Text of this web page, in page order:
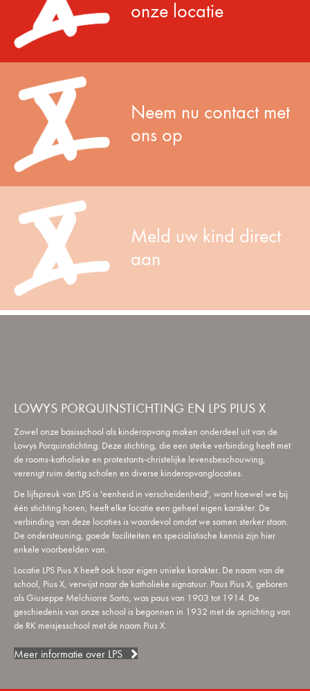
onze locatie
Neem nu contact met
ons op
Meld uw kind direct
aan
LOWYS PORQUINSTICHTING EN LPS PIUS X
Zowel onze basisschool als kinderopvang maken onderdeel uit van de
Lowys Porquinstichting. Deze stichting, die een sterke verbinding heeft met
de rooms-katholieke en protestants-christelijke levensbeschouwing,
verenigt ruim dertig scholen en diverse kinderopvanglocaties.
De lijfspreuk van LPS is 'eenheid in verscheidenheid', want hoewel we bij
één stichting horen, heeft elke locatie een geheel eigen karakter. De
verbinding van deze locaties is waardevol omdat we samen sterker staan.
De ondersteuning, goede faciliteiten en specialistische kennis zijn hier
enkele voorbeelden van.
Locatie LPS Pius X heeft ook haar eigen unieke karakter. De naam van de
school, Pius X, verwijst naar de katholieke signatuur. Paus Pius X, geboren
als Giuseppe Melchiorre Sarto, was paus van 1903 tot 1914. De
geschiedenis van onze school is begonnen in 1932 met de oprichting van
de RK meisjesschool met de naam Pius X.
Meer informatie over LPS